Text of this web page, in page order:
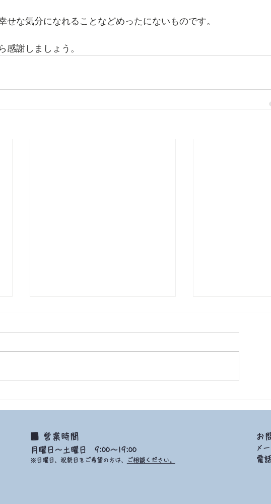
せな気分になれることなどめったにないものです。
感謝しましょう。
■ 営業時間
月曜日～土曜日 9:00～19:00
※日曜日、祝祭日をご希望の方は、 ご相談ください。
お
メ
電